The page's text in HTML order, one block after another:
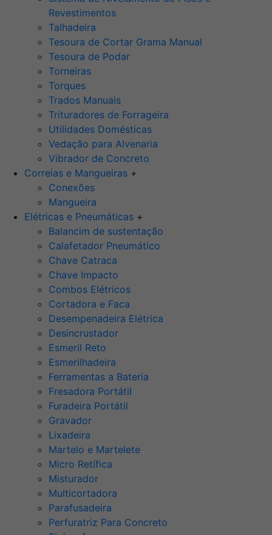
Revestimentos
Talhadeira
Tesoura de Cortar Grama Manual
Tesoura de Podar
Torneiras
Torques
Trados Manuais
Trituradores de Forrageira
Utilidades Domésticas
Vedação para Alvenaria
Vibrador de Concreto
Correias e Mangueiras +
Conexões
Mangueira
Elétricas e Pneumáticas +
Balancim de sustentação
Calafetador Pneumático
Chave Catraca
Chave Impacto
Combos Elétricos
Cortadora e Faca
Desempenadeira Elétrica
Desincrustador
Esmeril Reto
Esmerilhadeira
Ferramentas a Bateria
Fresadora Portátil
Furadeira Portátil
Gravador
Lixadeira
Martelo e Martelete
Micro Retífica
Misturador
Multicortadora
Parafusadeira
Perfuratriz Para Concreto